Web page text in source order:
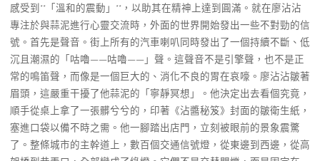
感受到**「溫和的震動」**，以助其在精神上達到圓滿。就在廖沾沾
專注於與蒜泥進行心靈交流時，外面的世界開始發出一些不對勁的信
號。首先是聲音。街上所有的汽車喇叭同時發出了一個持續不斷、低
沉且潮濕的「咕嚕——咕嚕——」聲。這聲音不是引擎聲，也不是正
常的鳴笛聲，而像是一個巨大的、消化不良的胃在哀嚎。廖沾沾皺著
眉頭，這嚴重干擾了他蒜泥的「寧靜冥想」。他決定出去看個究竟，
順手從桌上拿了一張髒兮兮的，印著《沾醬秘笈》封面的皺衛生紙，
塞進口袋以備不時之需。他一腳踏出店門，立刻被眼前的景象震驚
了。整條城市的主幹道上，數百個交通信號燈，從東邊到西邊，從高